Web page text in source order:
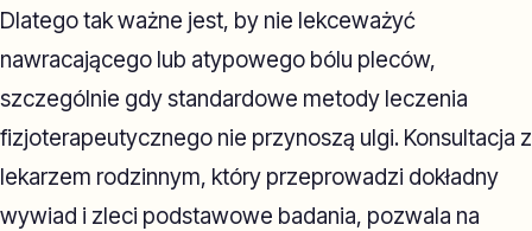
Dlatego tak ważne jest, by nie lekceważyć
nawracającego lub atypowego bólu pleców,
szczególnie gdy standardowe metody leczenia
fizjoterapeutycznego nie przynoszą ulgi. Konsultacja z
lekarzem rodzinnym, który przeprowadzi dokładny
wywiad i zleci podstawowe badania, pozwala na